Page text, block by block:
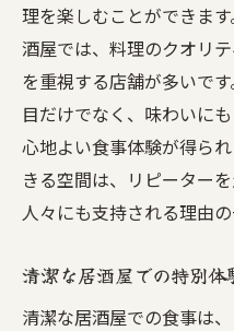
理を楽しむことができま
酒屋では、料理のクオリ
を重視する店舗が多いで
目だけでなく、味わいに
心地よい食事体験が得ら
きる空間は、リピーター
人々にも支持される理由の
清潔な居酒屋での特別体
清潔な居酒屋での食事は